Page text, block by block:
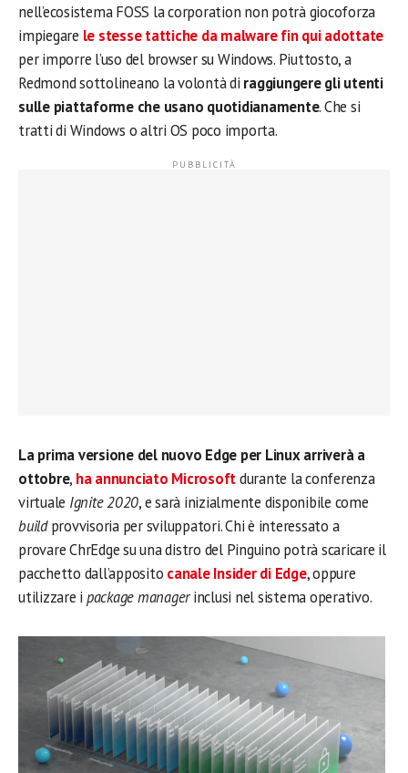
nell’ecosistema FOSS la corporation non potrà giocoforza
impiegare le stesse tattiche da malware fin qui adottate
per imporre l’uso del browser su Windows. Piuttosto, a
Redmond sottolineano la volontà di raggiungere gli utenti
sulle piattaforme che usano quotidianamente. Che si
tratti di Windows o altri OS poco importa.
La prima versione del nuovo Edge per Linux arriverà a
ottobre, ha annunciato Microsoftdurante la conferenza
virtuale Ignite 2020, e sarà inizialmente disponibile come
buildprovvisoria per sviluppatori. Chi è interessato a
provare ChrEdge su una distro del Pinguino potrà scaricare il
pacchetto dall’apposito canale Insider di Edge, oppure
utilizzare i package managerinclusi nel sistema operativo.